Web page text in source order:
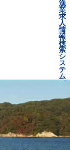
漁
業
求
人
情
報
検
索
シ
ス
テ
ム